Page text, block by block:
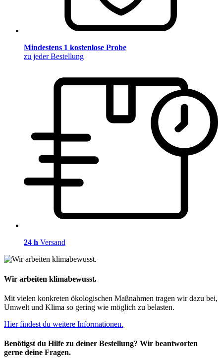
Mindestens 1 kostenlose Probe
zu jeder Bestellung
24 h Versand
Wir arbeiten klimabewusst.
Mit vielen konkreten ökologischen Maßnahmen tragen wir dazu bei,
Umwelt und Klima so gering wie möglich zu belasten.
Hier findest du weitere Informationen.
Benötigst du Hilfe zu deiner Bestellung? Wir beantworten
gerne deine Fragen.